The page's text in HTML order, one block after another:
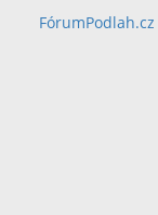
FórumPodlah.cz